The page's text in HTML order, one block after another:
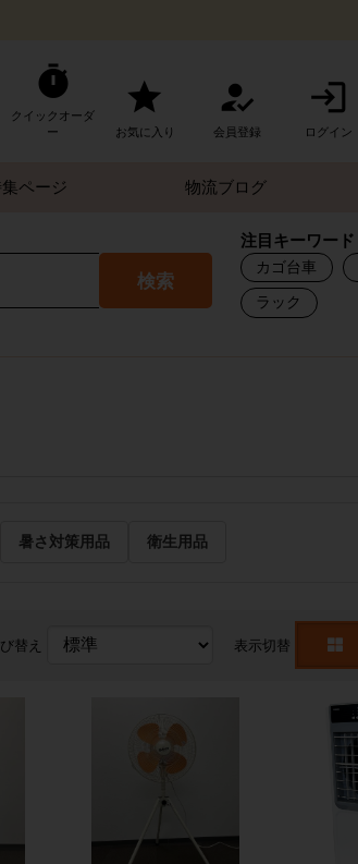
クイックオーダ
ー
お気に入り 会員登録 ログイン
ページ 物流ブログ
検索
注目キーワード
カゴ台車
ラック
暑さ対策用品 衛生用品
替え 表示切替